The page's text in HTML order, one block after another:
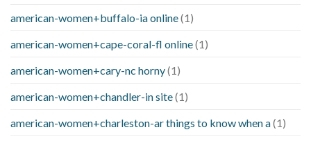
american-women+buffalo-ia online(1)
american-women+cape-coral-fl online(1)
american-women+cary-nc horny(1)
american-women+chandler-in site(1)
american-women+charleston-ar things to know when a(1)